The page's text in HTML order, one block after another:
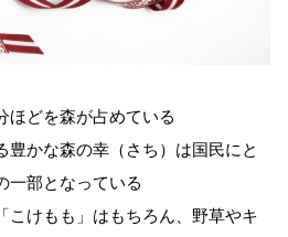
ほどを森が占めている
豊かな森の幸（さち）は国民にと
一部となっている
こけもも」はもちろん、野草やキ